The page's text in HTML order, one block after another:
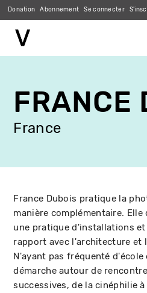
contenu
principal
Donation Abonnement Se connecter
FRANCE
France
France Dubois pratique la
manière complémentaire. Elle
une pratique d'installations
rapport avec l'architecture et
N'ayant pas fréquenté
démarche autour de
successives, de la cinéphilie